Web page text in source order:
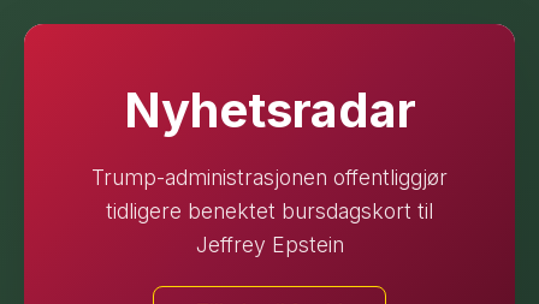
Nyhetsradar
Trump-administrasjonen offentliggjør
tidligere benektet bursdagskort til
Jeffrey Epstein